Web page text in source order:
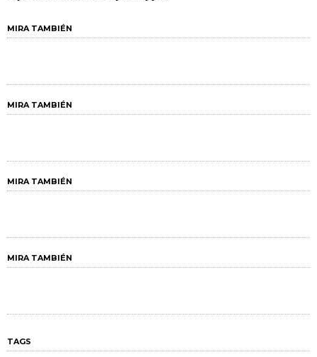
MIRA TAMBIÉN
MIRA TAMBIÉN
MIRA TAMBIÉN
MIRA TAMBIÉN
TAGS